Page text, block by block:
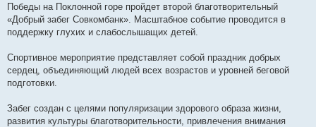
щ
е
н
и
Победы на Поклонной горе пройдет второй благотворительный
«Добрый забег Совкомбанк». Масштабное событие проводится в
поддержку глухих и слабослышащих детей.
Спортивное мероприятие представляет собой праздник добрых
сердец, объединяющий людей всех возрастов и уровней беговой
подготовки.
Забег создан с целями популяризации здорового образа жизни,
развития культуры благотворительности, привлечения внимания